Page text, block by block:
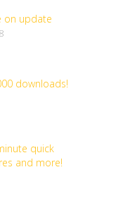
on update
downloads!
quick
and more!